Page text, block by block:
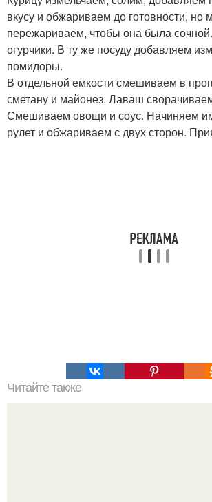
вкусу и обжариваем до готовности, но
пережариваем, чтобы она была
огурчики. В ту же посуду добавляем
помидоры.
В отдельной емкости смешиваем в
сметану и майонез. Лаваш
Смешиваем овощи и соус. Начиняем
рулет и обжариваем с двух сторон.
Читайте также